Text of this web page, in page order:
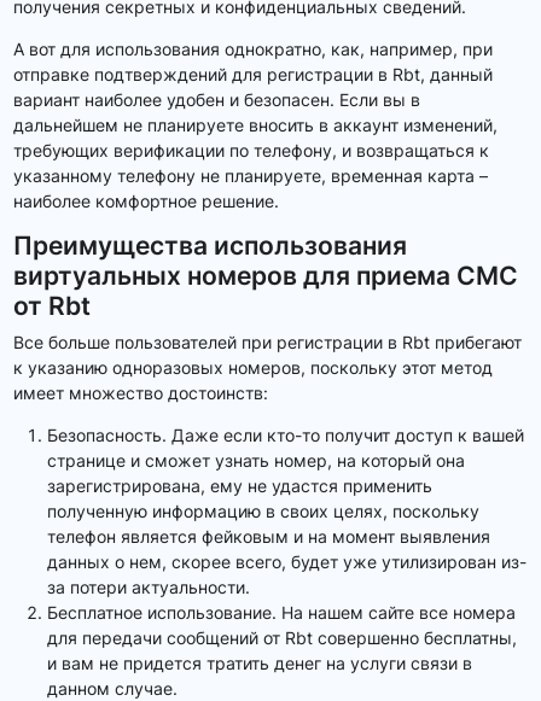
получения секретных и конфиденциальных сведений.
А вот для использования однократно, как, например, при
отправке подтверждений для регистрации в Rbt, данный
вариант наиболее удобен и безопасен. Если вы в
дальнейшем не планируете вносить в аккаунт изменений,
требующих верификации по телефону, и возвращаться к
указанному телефону не планируете, временная карта –
наиболее комфортное решение.
Преимущества использования
виртуальных номеров для приема СМС
от Rbt
Все больше пользователей при регистрации в Rbt прибегают
к указанию одноразовых номеров, поскольку этот метод
имеет множество достоинств:
Безопасность. Даже если кто-то получит доступ к вашей
странице и сможет узнать номер, на который она
зарегистрирована, ему не удастся применить
полученную информацию в своих целях, поскольку
телефон является фейковым и на момент выявления
данных о нем, скорее всего, будет уже утилизирован из-
за потери актуальности.
Бесплатное использование. На нашем сайте все номера
для передачи сообщений от Rbt совершенно бесплатны,
и вам не придется тратить денег на услуги связи в
данном случае.